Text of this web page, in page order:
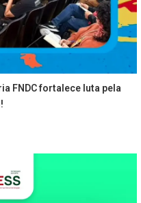
FNDC fortalece luta pela